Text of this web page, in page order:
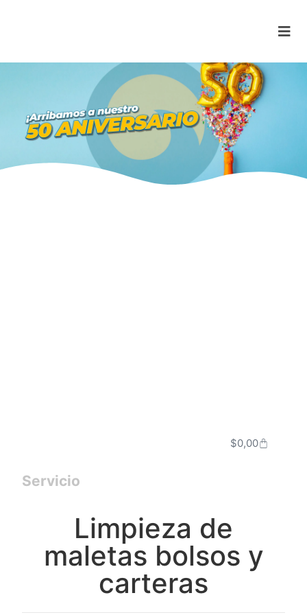
$0,00
Servicio
Limpieza de
maletas bolsos y
carteras